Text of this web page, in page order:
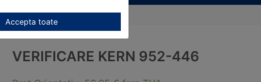
VERIFICARE KERN 952-446
Accepta toate